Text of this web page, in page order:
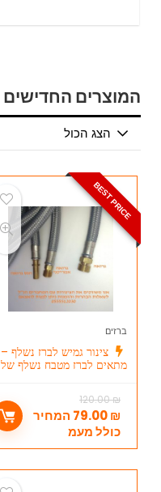
המוצרים החדישים
הצג הכול
BEST PRICE
ברזים
צינור גמיש לברז נשלף –
מתאים לברז מטבח נשלף של
120.00₪
79.00₪
המחיר
כולל מעמ